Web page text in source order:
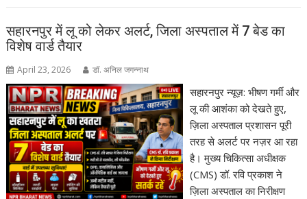
सहारनपुर में लू को लेकर अलर्ट, जिला अस्पताल में 7 बेड का
विशेष वार्ड तैयार
April 23, 2026 डॉ. अनिल जगन्नाथ
सहारनपुर न्यूज़: भीषण गर्मी और
लू की आशंका को देखते हुए,
ज़िला अस्पताल प्रशासन पूरी
तरह से अलर्ट पर नज़र आ रहा
है। मुख्य चिकित्सा अधीक्षक
(CMS) डॉ. रवि प्रकाश ने
ज़िला अस्पताल का निरीक्षण